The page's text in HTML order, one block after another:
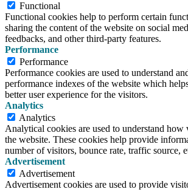
Functional
Functional cookies help to perform certain
sharing the content of the website on social
feedbacks, and other third-party features.
Performance
Performance
Performance cookies are used to understand
performance indexes of the website which
better user experience for the visitors.
Analytics
Analytics
Analytical cookies are used to understand
the website. These cookies help provide
number of visitors, bounce rate, traffic source,
Advertisement
Advertisement
Advertisement cookies are used to provide